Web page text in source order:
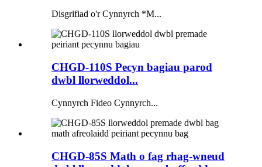
Disgrifiad o'r Cynnyrch *M...
CHGD-110S Pecyn bagiau parod
dwbl llorweddol...
Cynnyrch Fideo Cynnyrch...
CHGD-85S Math o fag rhag-wneud